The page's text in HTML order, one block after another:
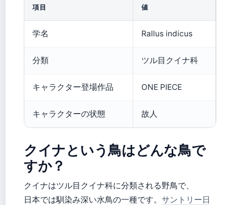
項目 値
学名 Rallus indicus
分類 ツル目クイナ科
キャラクター登場作品 ONE PIECE
キャラクターの状態 故人
クイナという鳥はどんな鳥で
すか？
クイナはツル目クイナ科に分類される野鳥で、
日本では馴染み深い水鳥の一種です。 サントリー日